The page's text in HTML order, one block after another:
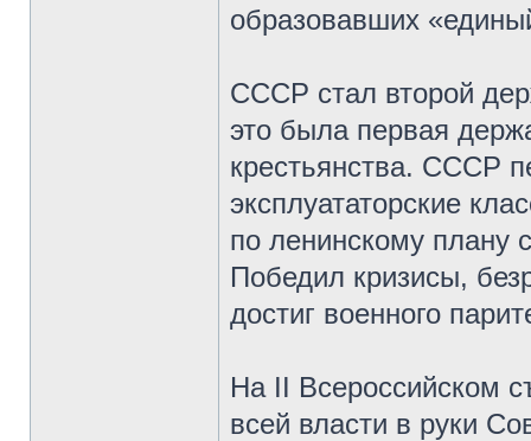
образовавших
СССР стал второй
это была первая
крестьянства. СССР
эксплуататорские
по ленинскому плану
Победил кризисы,
достиг военного
На II Всероссийском
всей власти в руки